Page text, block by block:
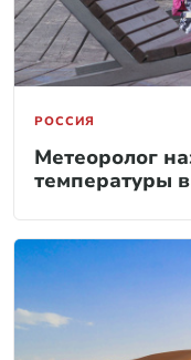
РОССИЯ
Метеоролог
температуры